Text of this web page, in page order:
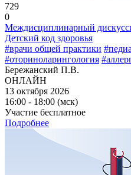
729
0
Междисциплинарный
Детский код здоровья
#врачи общей практики
#оториноларингология
Бережанский П.В.
ОНЛАЙН
13 октября 2026
16:00 - 18:00 (мск)
Участие бесплатное
Подробнее